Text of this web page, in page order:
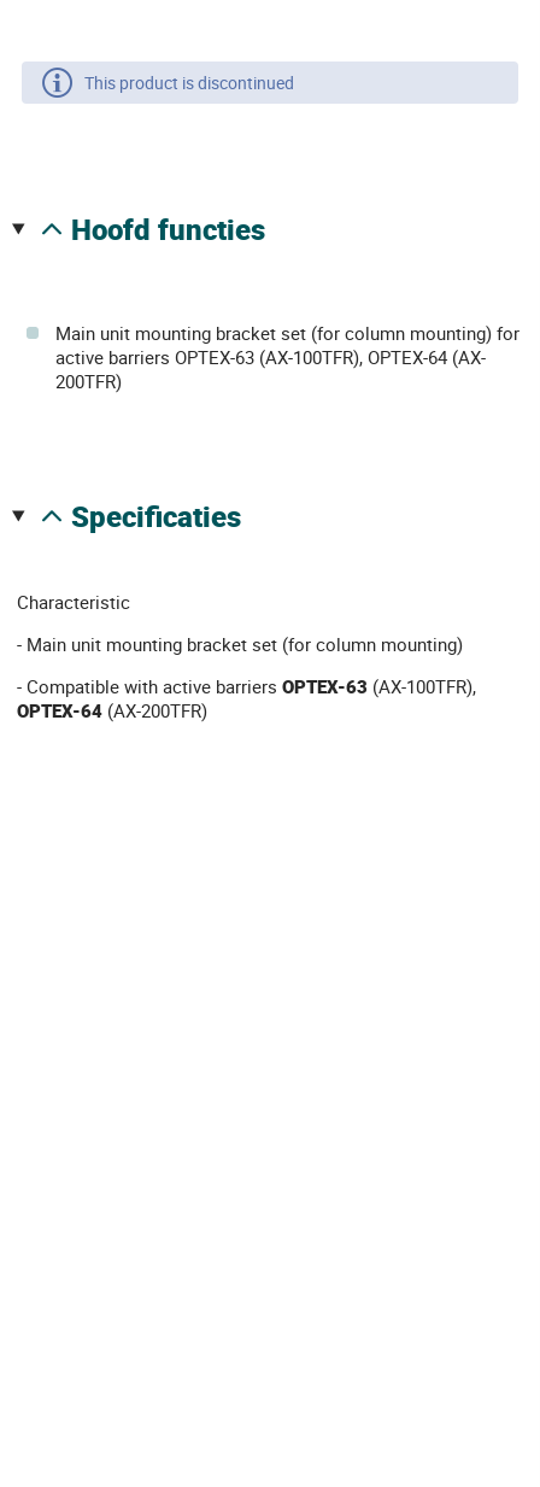
This product is discontinued
hoofd functies
Main unit mounting bracket set (for column mounting) for
active barriers OPTEX-63 (AX-100TFR), OPTEX-64 (AX-
200TFR)
specificaties
Characteristic
- Main unit mounting bracket set (for column mounting)
- Compatible with active barriers OPTEX-63 (AX-100TFR),
OPTEX-64 (AX-200TFR)